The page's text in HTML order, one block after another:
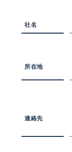
社名
所在地
連絡先